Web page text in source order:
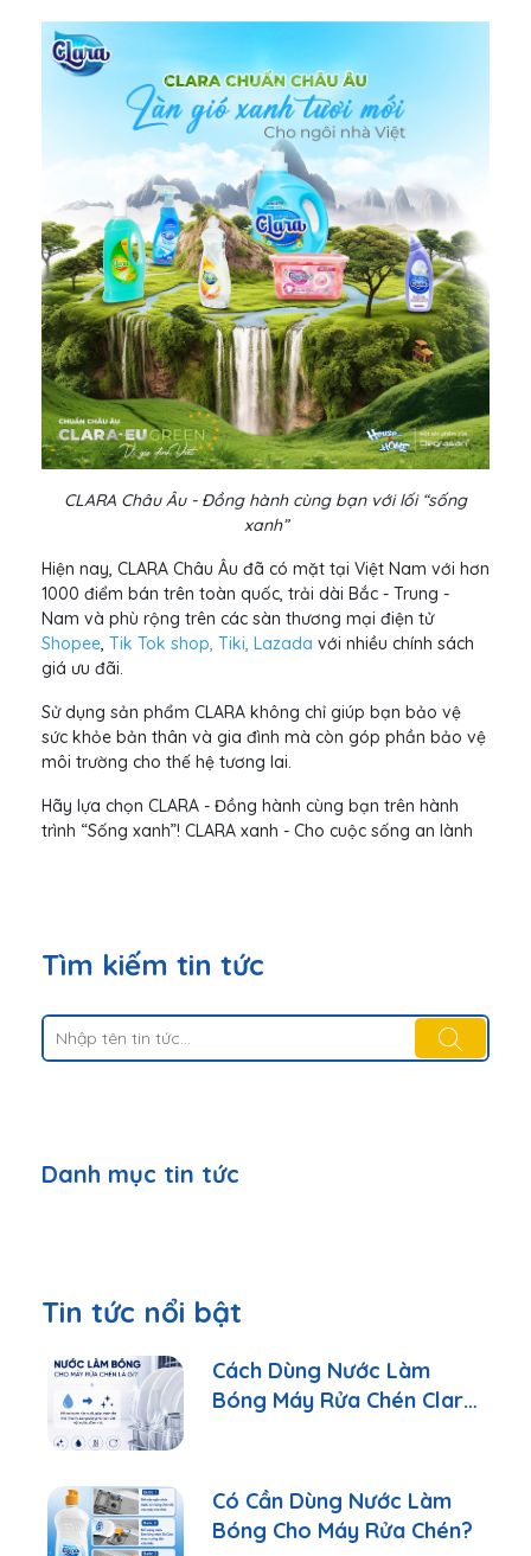
CLARA Châu Âu - Đồng hành cùng bạn với lối “sống
xanh”
Hiện nay, CLARA Châu Âu đã có mặt tại Việt Nam với hơn
1000 điểm bán trên toàn quốc, trải dài Bắc - Trung -
Nam và phù rộng trên các sàn thương mại điện tử
Shopee, Tik Tok shop, Tiki, Lazada với nhiều chính sách
giá ưu đãi.
Sử dụng sản phẩm CLARA không chỉ giúp bạn bảo vệ
sức khỏe bản thân và gia đình mà còn góp phần bảo vệ
môi trường cho thế hệ tương lai.
Hãy lựa chọn CLARA - Đồng hành cùng bạn trên hành
trình “Sống xanh”! CLARA xanh - Cho cuộc sống an lành
Tìm kiếm tin tức
Danh mục tin tức
Tin tức nổi bật
Cách Dùng Nước Làm
Bóng Máy Rửa Chén Clara
Có Cần Dùng Nước Làm
Bóng Cho Máy Rửa Chén?